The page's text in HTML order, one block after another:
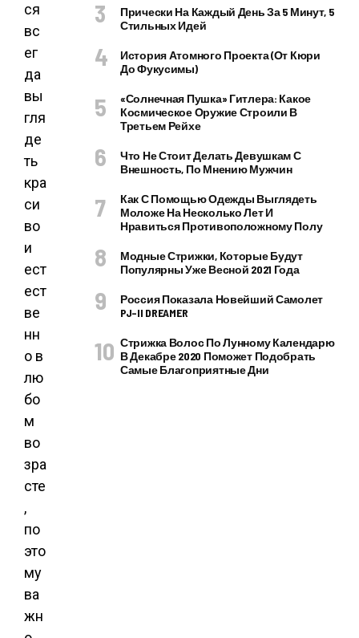
ся
вс
ег
да
вы
гля
де
ть
кра
си
во
и
ест
ест
ве
нн
о в
лю
бо
м
во
зра
сте
,
по
это
му
ва
жн
Прически На Каждый День За 5 Минут, 5
Стильных Идей
История Атомного Проекта (от Кюри
До Фукусимы)
«Солнечная Пушка» Гитлера: Какое
Космическое Оружие Строили В
Третьем Рейхе
Что Не Стоит Делать Девушкам С
Внешность, По Мнению Мужчин
Как С Помощью Одежды Выглядеть
Моложе На Несколько Лет И
Нравиться Противоположному Полу
Модные Стрижки, Которые Будут
Популярны Уже Весной 2021 Года
Россия Показала Новейший Самолет
PJ–II DREAMER
Стрижка Волос По Лунному Календарю
В Декабре 2020 Поможет Подобрать
Самые Благоприятные Дни